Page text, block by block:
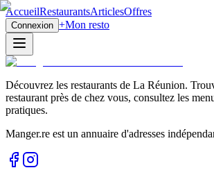
AccueilRestaurantsArticlesOffres
Connexion +Mon resto
Découvrez les restaurants de La Réunion.
restaurant près de chez vous, consultez les
pratiques.
Manger.re est un annuaire d'adresses